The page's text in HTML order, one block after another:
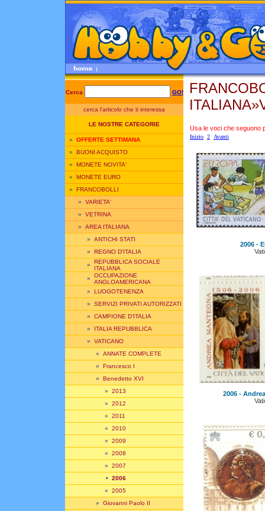
Cerca GO!
cerca l'articolo che ti interessa
LE NOSTRE CATEGORIE
» OFFERTE SETTIMANA
» BUONI ACQUISTO
» MONETE NOVITA'
» MONETE EURO
» FRANCOBOLLI
» VARIETA'
» VETRINA
» AREA ITALIANA
» ANTICHI STATI
» REGNO D'ITALIA
» REPUBBLICA SOCIALE
ITALIANA
» OCCUPAZIONE
ANGLOAMERICANA
» LUOGOTENENZA
» SERVIZI PRIVATI AUTORIZZATI
» CAMPIONE D'ITALIA
» ITALIA REPUBBLICA
» VATICANO
» ANNATE COMPLETE
» Francesco I
» Benedetto XVI
» 2013
» 2012
» 2011
» 2010
» 2009
» 2008
» 2007
• 2006
» 2005
» Giovanni Paolo II
Usa le voci che seguono
Inizio 2 Avanti
2006 -
2006 -